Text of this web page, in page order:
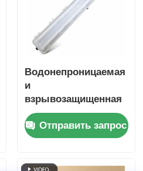
Водонепроницаемая
и
взрывозащищенная
антикоррозийная
люминесцентная/
светодиодная лампа
Отправить запрос